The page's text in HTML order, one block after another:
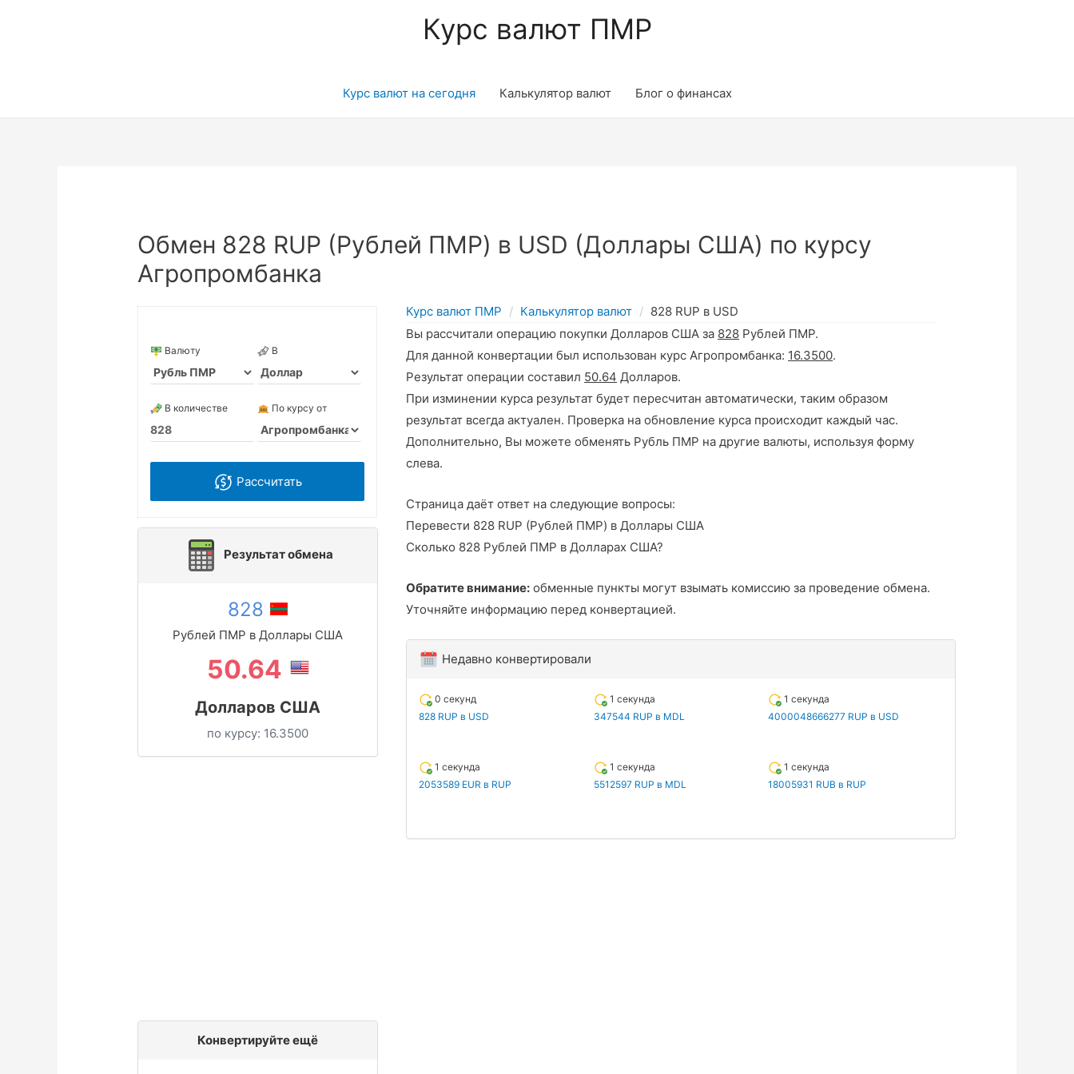
Курс валют ПМР
Курс валют на сегодня Калькулятор валют Блог о финансах
Обмен 828 RUP (Рублей ПМР) в USD (Доллары США) по курсу
Агропромбанка
Валюту В
В количестве По курсу от
Рассчитать
Результат обмена
828
Рублей ПМР в Доллары США
50.64
Долларов США
по курсу: 16.3500
Конвертируйте ещё
Курс валют ПМР Калькулятор валют
828 RUP в USD
Вы рассчитали операцию покупки Долларов США за 828 Рублей ПМР.
Для данной конвертации был использован курс Агропромбанка: 16.3500.
Результат операции составил 50.64 Долларов.
При изминении курса результат будет пересчитан автоматически, таким образом
результат всегда актуален. Проверка на обновление курса происходит каждый час.
Дополнительно, Вы можете обменять Рубль ПМР на другие валюты, используя форму
слева.
Страница даёт ответ на следующие вопросы:
Перевести 828 RUP (Рублей ПМР) в Доллары США
Сколько 828 Рублей ПМР в Долларах США?
Обратите внимание: обменные пункты могут взымать комиссию за проведение обмена.
Уточняйте информацию перед конвертацией.
Недавно конвертировали
0 секунд
828 RUP в USD
1 секунда
347544 RUP в MDL
1 секунда
4000048666277 RUP в USD
1 секунда
2053589 EUR в RUP
1 секунда
5512597 RUP в MDL
1 секунда
18005931 RUB в RUP